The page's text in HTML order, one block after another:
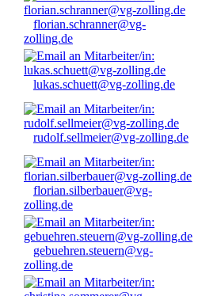
florian.schranner@vg-
zolling.de
lukas.schuett@vg-zolling.de
rudolf.sellmeier@vg-zolling.de
florian.silberbauer@vg-
zolling.de
gebuehren.steuern@vg-
zolling.de